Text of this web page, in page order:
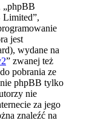
„phpBB
Limited”,
jest
wydane na
” zwanej też
pobrania ze
phpBB tylko
nie
za jego
znaleźć na